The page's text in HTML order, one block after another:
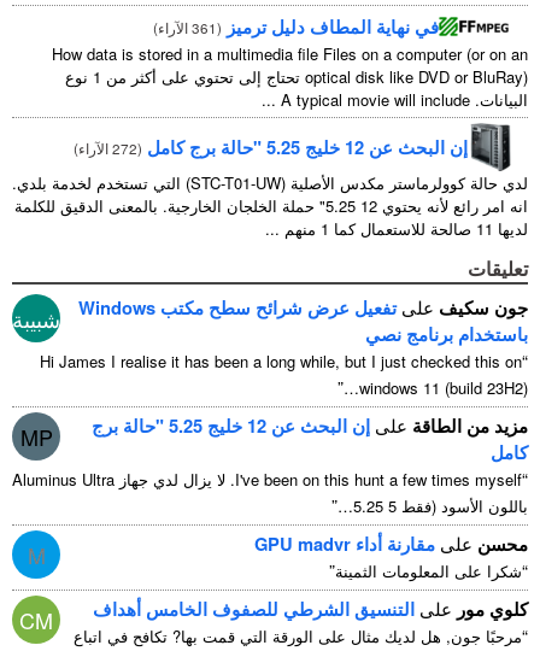
في نهاية المطاف دليل ترميز (361 الآراء )
How data is stored in a multimedia file Files on a computer(or on an
optical disk like DVD or BluRay
) تحتاج إلى تحتوي على أكثر من 1 نوع
البيانات. A typical movie will include
...
إن البحث عن 12 خليج 5.25 "حالة برج كامل (272 الآراء )
لدي حالة كوولرماستر مكدس الأصلية (STC-T01-UW) التي تستخدم لخدمة بلدي.
انه امر رائع لأنه يحتوي 12 5.25" حملة الخلجان الخارجية. بالمعنى الدقيق للكلمة
لديها 11 صالحة للاستعمال كما 1 منهم ...
تعليقات
شبيبة جون سكيف على
تفعيل عرض شرائح سطح مكتب Windows
باستخدام برنامج نصي
“
Hi James I realise it has been a long while, but I just checked this on
windows 11 (build 23H2)…
”
MP مزيد من الطاقة على
إن البحث عن 12 خليج 5.25 "حالة برج
كامل
“
I've been on this hunt a few times myself
. لا يزال لدي جهاز Aluminus Ultra
باللون الأسود (فقط 5 5.25…
”
M محسن على مقارنة أداء GPU madvr
“شكرا على المعلومات الثمينة”
CM كلوي مور على التنسيق الشرطي للصفوف الخامس أهداف
“مرحبًا جون, هل لديك مثال على الورقة التي قمت بها? تكافح في اتباع